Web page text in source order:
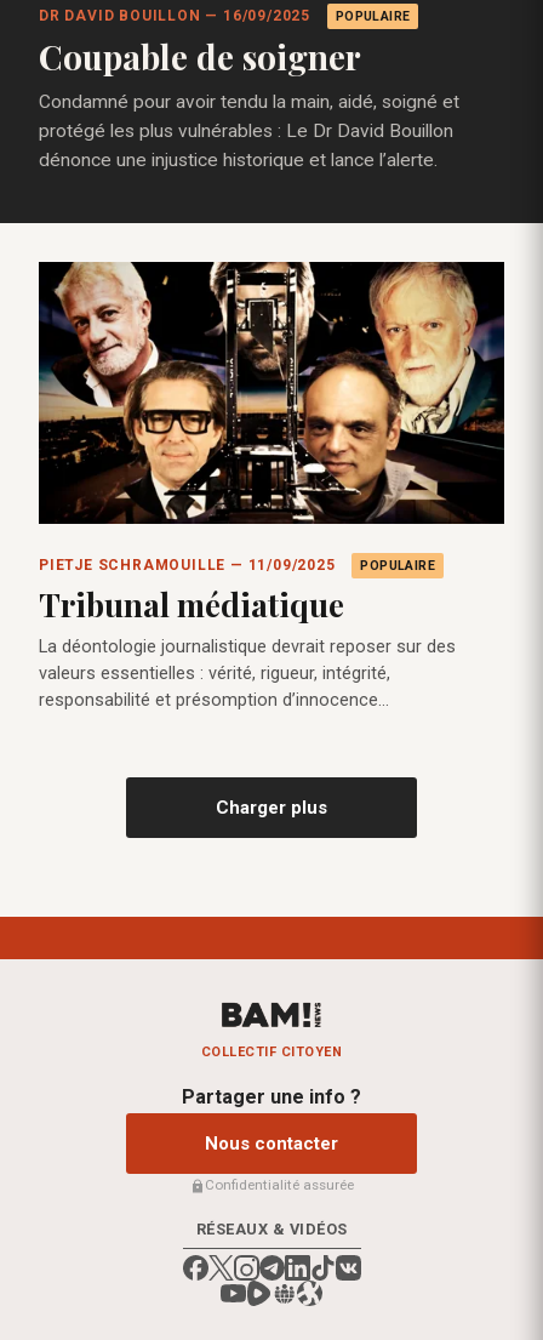
DR DAVID BOUILLON — 16/09/2025 POPULAIRE
Coupable de soigner
Condamné pour avoir tendu la main, aidé, soigné et
protégé les plus vulnérables : Le Dr David Bouillon
dénonce une injustice historique et lance l’alerte.
PIETJE SCHRAMOUILLE — 11/09/2025 POPULAIRE
Tribunal médiatique
La déontologie journalistique devrait reposer sur des
valeurs essentielles : vérité, rigueur, intégrité,
responsabilité et présomption d’innocence…
Charger plus
COLLECTIF CITOYEN
Partager une info ?
Nous contacter
Confidentialité assurée
RÉSEAUX & VIDÉOS